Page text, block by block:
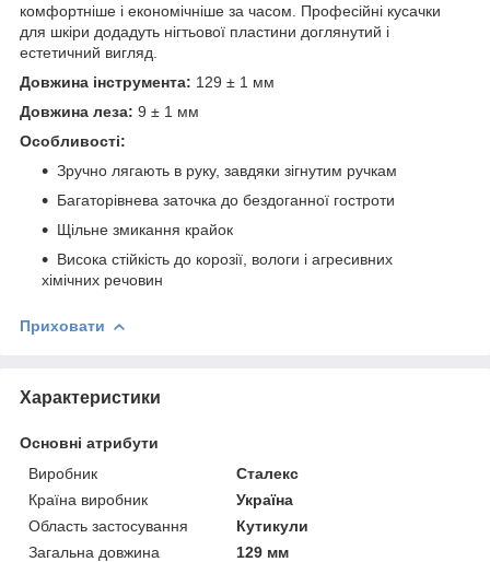
комфортніше і економічніше за часом. Професійні кусачки
для шкіри додадуть нігтьової пластини доглянутий і
естетичний вигляд.
Довжина інструмента: 129 ± 1 мм
Довжина леза: 9 ± 1 мм
Особливості:
Зручно лягають в руку, завдяки зігнутим ручкам
Багаторівнева заточка до бездоганної гостроти
Щільне змикання крайок
Висока стійкість до корозії, вологи і агресивних
хімічних речовин
Приховати
Характеристики
Основні атрибути
Виробник
Сталекс
Країна виробник
Україна
Область застосування
Кутикули
Загальна довжина
129 мм